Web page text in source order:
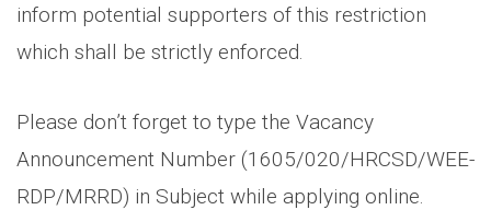
inform potential supporters of this restriction
which shall be strictly enforced.
Please don’t forget to type the Vacancy
Announcement Number (1605/020/HRCSD/WEE-
RDP/MRRD) in Subject while applying online.